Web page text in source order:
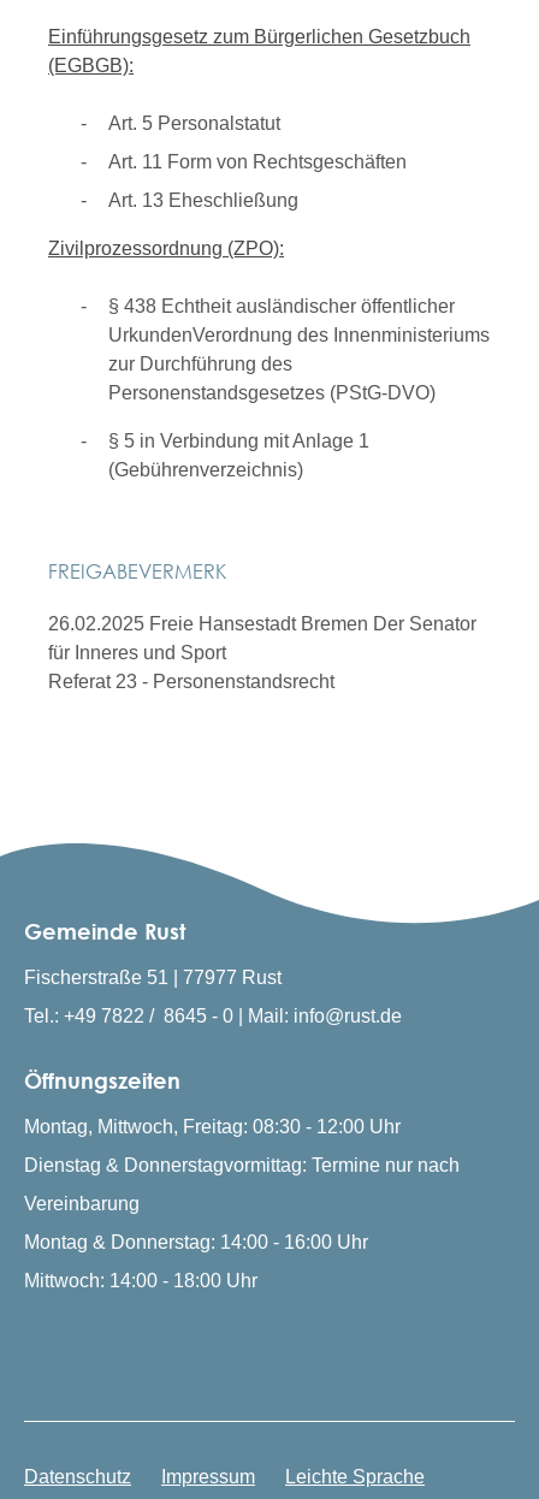
Einführungsgesetz zum Bürgerlichen Gesetzbuch
(EGBGB):
Art. 5 Personalstatut
Art. 11 Form von Rechtsgeschäften
Art. 13 Eheschließung
Zivilprozessordnung (ZPO):
§ 438 Echtheit ausländischer öffentlicher
UrkundenVerordnung des Innenministeriums
zur Durchführung des
Personenstandsgesetzes (PStG-DVO)
§ 5 in Verbindung mitAnlage 1
(Gebührenverzeichnis)
FREIGABEVERMERK
26.02.2025 Freie Hansestadt Bremen Der Senator
für Inneres und Sport
Referat 23 - Personenstandsrecht
Gemeinde Rust
Fischerstraße 51 | 77977 Rust
Tel.: +49 7822 / 8645 - 0 | Mail: info@rust.de
Öffnungszeiten
Montag, Mittwoch, Freitag: 08:30 - 12:00 Uhr
Dienstag & Donnerstagvormittag: Termine nur nach
Vereinbarung
Montag & Donnerstag: 14:00 - 16:00 Uhr
Mittwoch: 14:00 - 18:00 Uhr
Datenschutz Impressum Leichte Sprache